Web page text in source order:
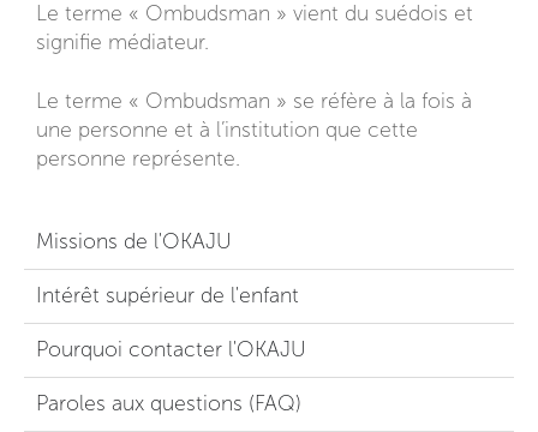
Le terme « Ombudsman » vient du suédois et
signifie médiateur.
Le terme « Ombudsman » se réfère à la fois à
une personne et à l’institution que cette
personne représente.
Missions de l'OKAJU
Intérêt supérieur de l'enfant
Pourquoi contacter l'OKAJU
Paroles aux questions​ (FAQ)